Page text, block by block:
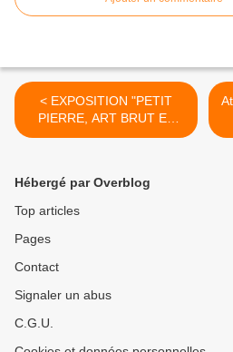
< EXPOSITION "PETIT
PIERRE, ART BRUT ET
HANDICAP" à Orléans du
Hébergé par Overblog
Top articles
Pages
Contact
Signaler un abus
C.G.U.